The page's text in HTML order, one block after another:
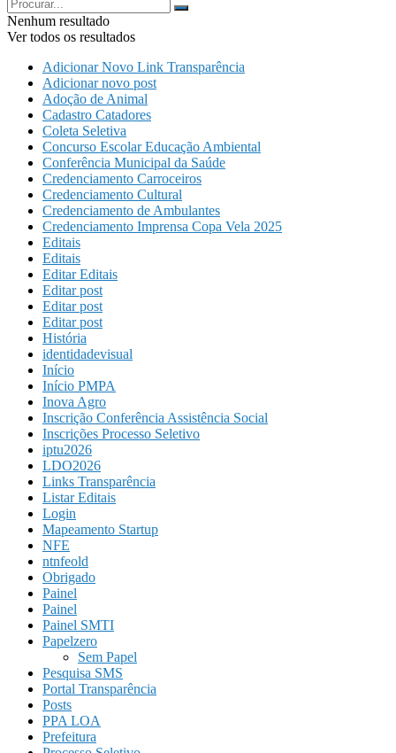
Nenhum resultado
Ver todos os resultados
Adicionar Novo Link Transparência
Adicionar novo post
Adoção de Animal
Cadastro Catadores
Coleta Seletiva
Concurso Escolar Educação Ambiental
Conferência Municipal da Saúde
Credenciamento Carroceiros
Credenciamento Cultural
Credenciamento de Ambulantes
Credenciamento Imprensa Copa Vela 2025
Editais
Editais
Editar Editais
Editar post
Editar post
Editar post
História
identidadevisual
Início
Início PMPA
Inova Agro
Inscrição Conferência Assistência Social
Inscrições Processo Seletivo
iptu2026
LDO2026
Links Transparência
Listar Editais
Login
Mapeamento Startup
NFE
ntnfeold
Obrigado
Painel
Painel
Painel SMTI
Papelzero
Sem Papel
Pesquisa SMS
Portal Transparência
Posts
PPA LOA
Prefeitura